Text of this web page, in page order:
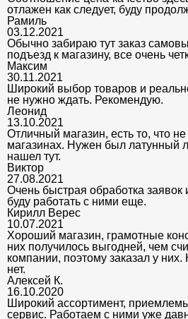
отлажен как следует, буду
Рамиль
03.12.2021
Обычно забираю тут заказ
подъезд к магазину, все очень
Максим
30.11.2021
Широкий выбор товаров и
не нужно ждать. Рекомендую.
Леонид
13.10.2021
Отличный магазин, есть то, что
магазинах. Нужен был латунный
нашел тут.
Виктор
27.08.2021
Очень быстрая обработка заявок
буду работать с ними еще.
Кирилл Верес
10.07.2021
Хороший магазин, грамотные
них получилось выгодней, чем
компании, поэтому заказал у них.
нет.
Алексей К.
16.10.2020
Широкий ассортимент,
сервис. Работаем с ними уже